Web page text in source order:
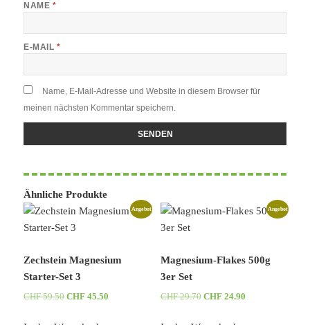
NAME *
E-MAIL *
Name, E-Mail-Adresse und Website in diesem Browser für
meinen nächsten Kommentar speichern.
Ähnliche Produkte
Angebot
Zechstein Magnesium
Starter-Set 3
CHF59.50Ursprünglicher
CHF 45.50
Angebot
Magnesium-Flakes 500g
3er Set
CHF29.70 Ursprünglicher
CHF24.90Aktueller